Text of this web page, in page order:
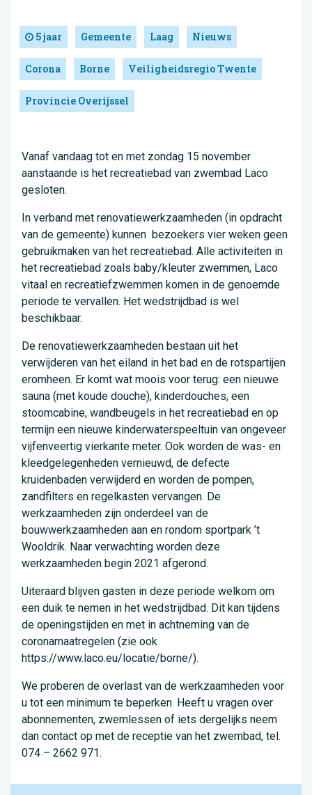
5 jaar Gemeente Laag Nieuws
Corona Borne Veiligheidsregio Twente
Provincie Overijssel
Vanaf vandaag tot en met zondag 15 november
aanstaande is het recreatiebad van zwembad Laco
gesloten.
In verband met renovatiewerkzaamheden (in opdracht
van de gemeente) kunnen bezoekers vier weken geen
gebruikmaken van het recreatiebad. Alle activiteiten in
het recreatiebad zoals baby/kleuter zwemmen, Laco
vitaal en recreatiefzwemmen komen in de genoemde
periode te vervallen. Het wedstrijdbad is wel
beschikbaar.
De renovatiewerkzaamheden bestaan uit het
verwijderen van het eiland in het bad en de rotspartijen
eromheen. Er komt wat moois voor terug: een nieuwe
sauna (met koude douche), kinderdouches, een
stoomcabine, wandbeugels in het recreatiebad en op
termijn een nieuwe kinderwaterspeeltuin van ongeveer
vijfenveertig vierkante meter. Ook worden de was- en
kleedgelegenheden vernieuwd, de defecte
kruidenbaden verwijderd en worden de pompen,
zandfilters en regelkasten vervangen. De
werkzaamheden zijn onderdeel van de
bouwwerkzaamheden aan en rondom sportpark ’t
Wooldrik. Naar verwachting worden deze
werkzaamheden begin 2021 afgerond.
Uiteraard blijven gasten in deze periode welkom om
een duik te nemen in het wedstrijdbad. Dit kan tijdens
de openingstijden en met in achtneming van de
coronamaatregelen (zie ook
https://www.laco.eu/locatie/borne/).
We proberen de overlast van de werkzaamheden voor
u tot een minimum te beperken. Heeft u vragen over
abonnementen, zwemlessen of iets dergelijks neem
dan contact op met de receptie van het zwembad, tel.
074 – 2662 971.